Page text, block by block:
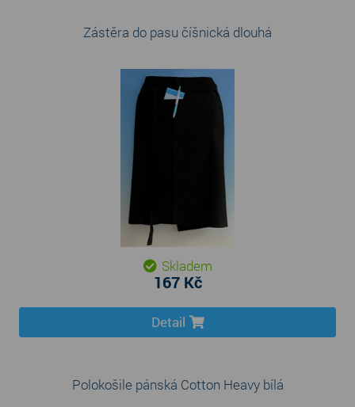
Zástěra do pasu číšnická dlouhá
Skladem
167 Kč
Detail
Polokošile pánská Cotton Heavy bílá